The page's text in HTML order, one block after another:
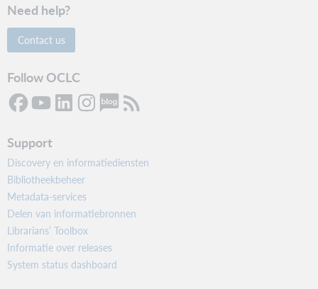
Need help?
Contact us
Follow OCLC
Support
Discovery en informatiediensten
Bibliotheekbeheer
Metadata-services
Delen van informatiebronnen
Librarians’ Toolbox
Informatie over releases
System status dashboard